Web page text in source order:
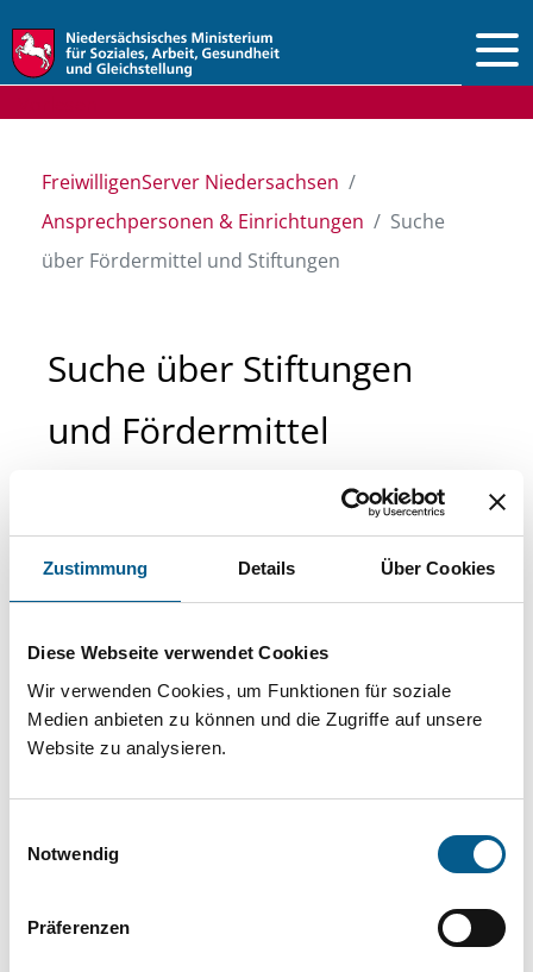
Zustimmung Details Über Cookies
Diese Webseite verwendet Cookies
Wir verwenden Cookies, um Funktionen für soziale
Medien anbieten zu können und die Zugriffe auf unsere
Website zu analysieren.
Notwendig
Präferenzen
FreiwilligenServer Niedersachsen
Ansprechpersonen & Einrichtungen
Suche
über Fördermittel und Stiftungen
Suche über Stiftungen
und Fördermittel
Sie suchen finanzielle Unterstützung für ein
Projekt oder ein Vorhaben? Hier können Sie
direkt über unsere Fördermitteldatenbank und
Suche bitte die Groß- und Kleinschreibung
beachten.
Kategorien verfeinert werden.
Suchen